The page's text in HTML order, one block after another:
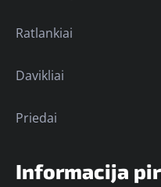
Ratlankiai
Davikliai
Priedai
Informacija